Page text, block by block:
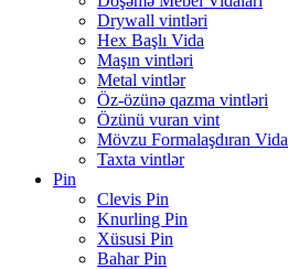
Drywall vintləri
Hex Başlı Vida
Maşın vintləri
Metal vintlər
Öz-özünə qazma vintləri
Özünü vuran vint
Mövzu Formalaşdıran Vida
Taxta vintlər
Pin
Clevis Pin
Knurling Pin
Xüsusi Pin
Bahar Pin